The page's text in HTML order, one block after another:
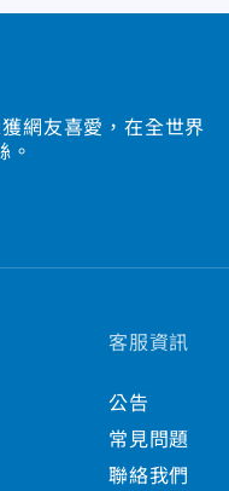
網友喜愛，在全世界
。
客服資訊
公告
常見問題
聯絡我們